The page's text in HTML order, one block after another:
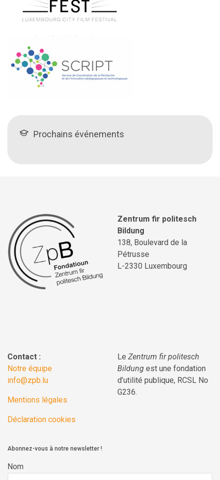
Prochains événements
Zentrum fir politesch
Bildung
138, Boulevard de la
Pétrusse
L-2330 Luxembourg
Contact :
Notre équipe
info@zpb.lu
Mentions légales
Déclaration cookies
Le Zentrum fir politesch
Bildung est une fondation
d’utilité publique, RCSL No
G236.
Abonnez-vous à notre newsletter !
Nom